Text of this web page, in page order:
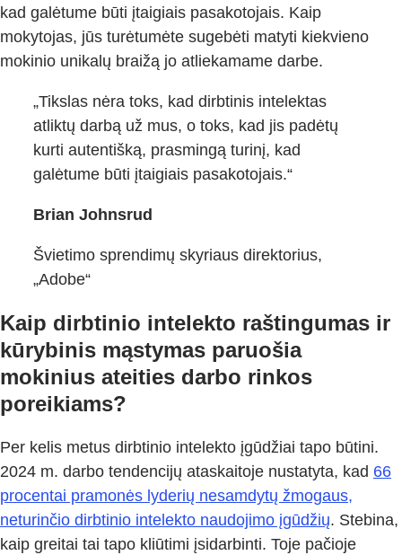
kad galėtume būti įtaigiais pasakotojais. Kaip
mokytojas, jūs turėtumėte sugebėti matyti kiekvieno
mokinio unikalų braižą jo atliekamame darbe.
„Tikslas nėra toks, kad dirbtinis intelektas
atliktų darbą už mus, o toks, kad jis padėtų
kurti autentišką, prasmingą turinį, kad
galėtume būti įtaigiais pasakotojais.“
Brian Johnsrud
Švietimo sprendimų skyriaus direktorius,
„Adobe“
Kaip dirbtinio intelekto raštingumas ir
kūrybinis mąstymas paruošia
mokinius ateities darbo rinkos
poreikiams?
Per kelis metus dirbtinio intelekto įgūdžiai tapo būtini.
2024 m. darbo tendencijų ataskaitoje nustatyta, kad 66
procentai pramonės lyderių nesamdytų žmogaus,
neturinčio dirbtinio intelekto naudojimo įgūdžių. Stebina,
kaip greitai tai tapo kliūtimi įsidarbinti. Toje pačioje